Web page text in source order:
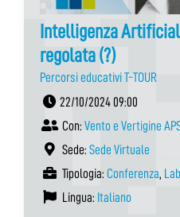
Intelligenza
regolata (?)
Percorsi educativi T-TOUR
22/10/2024 09:00
Con: Vento e Vertigine
Sede: Sede Virtuale
Tipologia: Conferenza,
Lingua: Italiano